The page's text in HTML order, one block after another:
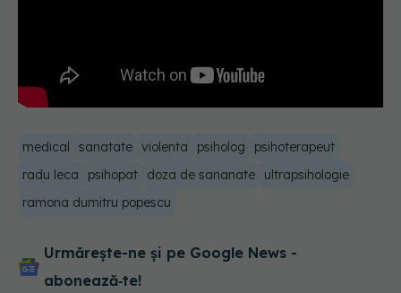
medical sanatate violenta psiholog
psihoterapeut
radu leca
psihopat doza de sananate
ultrapsihologie
ramona dumitru popescu
Urmărește-ne și pe Google News -
abonează‑te!